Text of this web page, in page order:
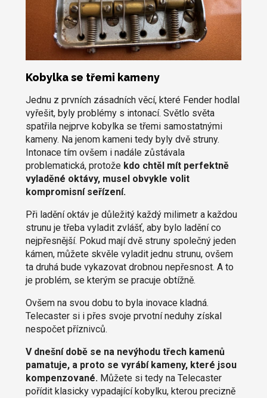
Kobylka se třemi kameny
Jednu z prvních zásadních věcí, které Fender hodlal
vyřešit, byly problémy s intonací. Světlo světa
spatřila nejprve kobylka se třemi samostatnými
kameny. Na jenom kameni tedy byly dvě struny.
Intonace tím ovšem i nadále zůstávala
problematická, protožekdo chtěl mít perfektně
vyladěné oktávy, musel obvykle volit
kompromisní seřízení.
Při ladění oktáv je důležitý každý milimetr a každou
strunu je třeba vyladit zvlášť, aby bylo ladění co
nejpřesnější. Pokud mají dvě struny společný jeden
kámen, můžete skvěle vyladit jednu strunu, ovšem
ta druhá bude vykazovat drobnou nepřesnost. A to
je problém, se kterým se pracuje obtížně.
Ovšem na svou dobu to byla inovace kladná.
Telecaster si i přes svoje prvotní neduhy získal
nespočet příznivců.
V dnešní době se na nevýhodu třech kamenů
pamatuje, a proto se vyrábí kameny, které jsou
kompenzované.Můžete si tedy na Telecaster
pořídit klasicky vypadající kobylku, kterou precizně